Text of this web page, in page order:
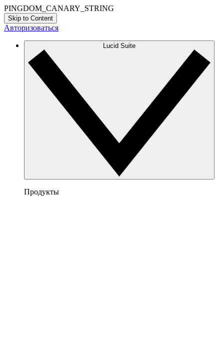
PINGDOM_CANARY_STRING
Skip to Content
Авторизоваться
Lucid Suite
Продукты